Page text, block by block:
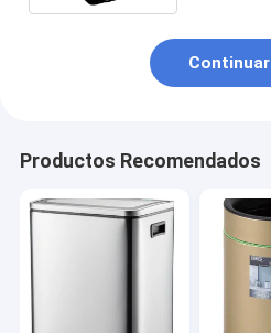
Continuar
Productos Recomendados